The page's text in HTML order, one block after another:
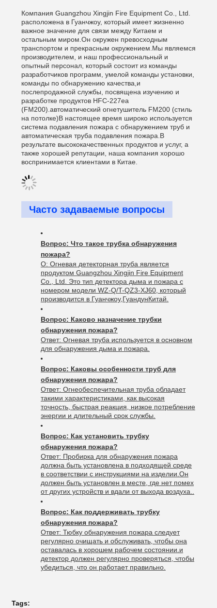
Компания Guangzhou Xingjin Fire Equipment Co., Ltd.
расположена в Гуанчжоу, который имеет жизненно
важное значение для связи между Китаем и
остальным миром.Он окружен превосходным
транспортом и прекрасным окружением.Мы являемся
производителем, и наш профессиональный и
опытный персонал, который состоит из команды
разработчиков программ, умелой команды установки,
команды по обнаружению качества,и
послепродажной службы, посвящена изучению и
разработке продуктов HFC-227ea
(FM200).автоматический огнетушитель FM200 (стиль
на потолке)В настоящее время широко используется
система подавления пожара с обнаружением труб и
автоматическая труба подавления пожара.В
результате высококачественных продуктов и услуг, а
также хорошей репутации, наша компания хорошо
воспринимается клиентами в Китае.
Часто задаваемые вопросы
Вопрос: Что такое трубка обнаружения
пожара?
О: Огневая детекторная труба является
продуктом Guangzhou Xingjin Fire Equipment
Co., Ltd. Это тип детектора дыма и пожара с
номером модели WZ-Q/T-QZ3-XJ60, который
производится в Гуанчжоу,ГуандунКитай.
Вопрос: Каково назначение трубки
обнаружения пожара?
Ответ: Огневая труба используется в основном
для обнаружения дыма и пожара.
Вопрос: Каковы особенности труб для
обнаружения пожара?
Ответ: Огнеобеспечительная труба обладает
такими характеристиками, как высокая
точность, быстрая реакция, низкое потребление
энергии и длительный срок службы.
Вопрос: Как установить трубку
обнаружения пожара?
Ответ: Пробирка для обнаружения пожара
должна быть установлена в подходящей среде
в соответствии с инструкциями на изделии.Он
должен быть установлен в месте, где нет помех
от других устройств и вдали от выхода воздуха..
Вопрос: Как поддерживать трубку
обнаружения пожара?
Ответ: Тюбку обнаружения пожара следует
регулярно очищать и обслуживать, чтобы она
оставалась в хорошем рабочем состоянии.и
детектор должен регулярно проверяться, чтобы
убедиться, что он работает правильно.
Tags: